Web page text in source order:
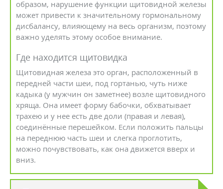
образом, нарушение функции щитовидной железы
может привести к значительному гормональному
дисбалансу, влияющему на весь организм, поэтому
важно уделять этому особое внимание.
Где находится щитовидка
Щитовидная железа это орган, расположенный в
передней части шеи, под гортанью, чуть ниже
кадыка (у мужчин он заметнее) возле щитовидного
хряща. Она имеет форму бабочки, обхватывает
трахею и у нее есть две доли (правая и левая),
соединённые перешейком. Если положить пальцы
на переднюю часть шеи и слегка проглотить,
можно почувствовать, как она движется вверх и
вниз.